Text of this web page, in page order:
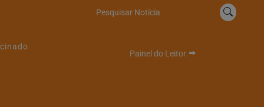
Pesquisar Notícia
Painel do Leitor